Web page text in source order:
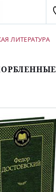
ЛИТЕРАТУРА